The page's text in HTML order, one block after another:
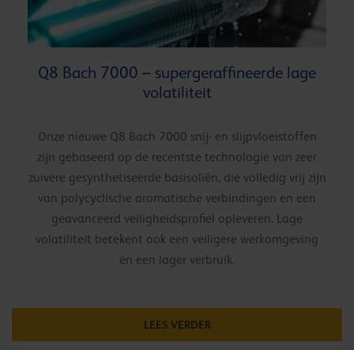
Q8 Bach 7000 – supergeraffineerde lage
volatiliteit
Onze nieuwe Q8 Bach 7000 snij- en slijpvloeistoffen
zijn gebaseerd op de recentste technologie van zeer
zuivere gesynthetiseerde basisoliën, die volledig vrij zijn
van polycyclische aromatische verbindingen en een
geavanceerd veiligheidsprofiel opleveren. Lage
volatiliteit betekent ook een veiligere werkomgeving
én een lager verbruik.
LEES VERDER